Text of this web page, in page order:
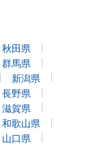
秋田県
群馬県
新潟県
長野県
滋賀県
和歌山県
山口県